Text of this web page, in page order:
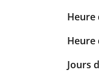
Heure
Heure
Jours